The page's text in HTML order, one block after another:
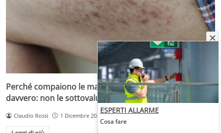
Perché compaiono le macchie scure e cosa nascondono
davvero: non le sottovaluterai più
Claudio Rossi 1 Dicembre 2025
ESPERTI ALLARME
Cosa fare